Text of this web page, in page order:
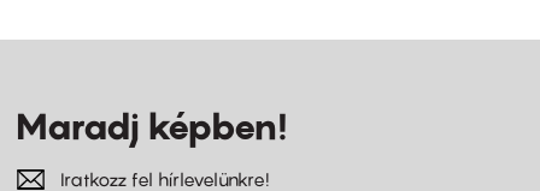
Maradj képben!
Iratkozz fel hírlevelünkre!